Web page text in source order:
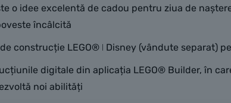
o idee excelentă de cadou pentru ziua de
încâlcită
de construcție LEGO® ǀ Disney (vândute
digitale din aplicația LEGO® Builder, în
noi abilități